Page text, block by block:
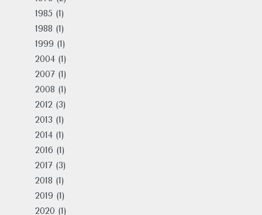
1985 (1)
1988 (1)
1999 (1)
2004 (1)
2007 (1)
2008 (1)
2012 (3)
2013 (1)
2014 (1)
2016 (1)
2017 (3)
2018 (1)
2019 (1)
2020 (1)